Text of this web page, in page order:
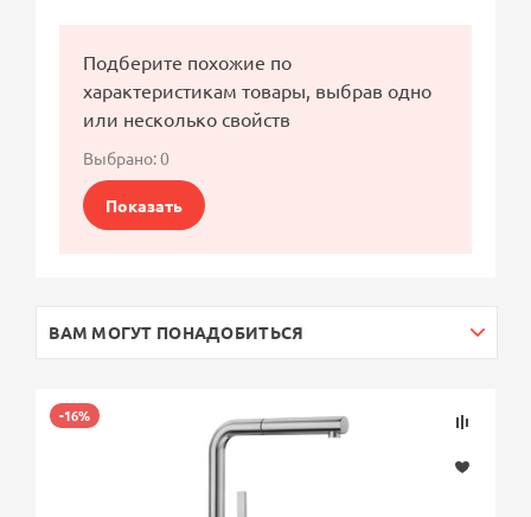
Подберите похожие по
характеристикам товары, выбрав одно
или несколько свойств
Выбрано:0
Показать
ВАМ МОГУТ ПОНАДОБИТЬСЯ
-16%